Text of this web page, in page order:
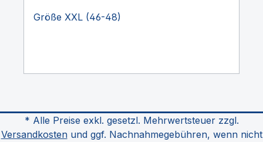
Größe XXL (46-48)
* Alle Preise exkl. gesetzl. Mehrwertsteuer zzgl.
Versandkostenund ggf. Nachnahmegebühren, wenn nicht